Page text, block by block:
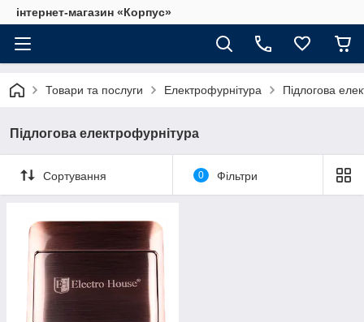
інтернет-магазин «Корпус»
Товари та послуги Електрофурнітура Підлогова
Підлогова електрофурнітура
Сортування 0 Фільтри